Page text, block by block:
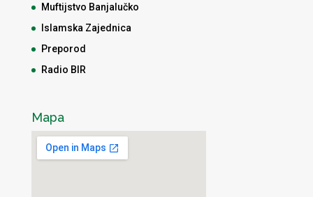
Muftijstvo Banjalučko
Islamska Zajednica
Preporod
Radio BIR
Mapa